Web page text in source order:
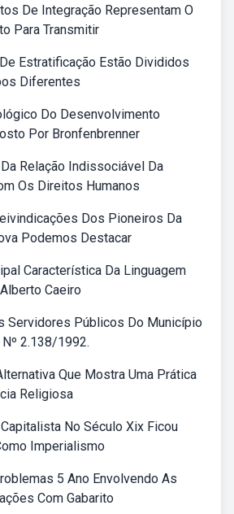
De Integração Representam O
Para Transmitir
Estratificação Estão Divididos
Diferentes
Do Desenvolvimento
Por Bronfenbrenner
Relação Indissociável Da
Os Direitos Humanos
Dos Pioneiros Da
Podemos Destacar
Característica Da Linguagem
Caeiro
Servidores Públicos Do Município
2.138/1992.
Que Mostra Uma Prática
Religiosa
No Século Xix Ficou
Imperialismo
5 Ano Envolvendo As
Com Gabarito